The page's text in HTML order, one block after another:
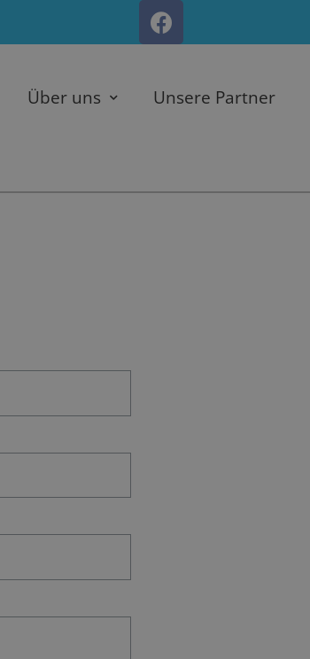
Über uns
Unsere Partner